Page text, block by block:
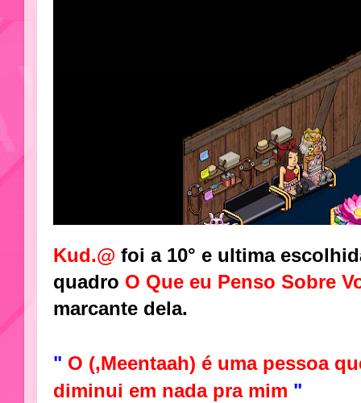
Kud.@ foi a 10° e ultima
quadro O Que eu Penso Sobre
marcante dela.
" O (,Meentaah) é uma pessoa
diminui em nada pra mim "